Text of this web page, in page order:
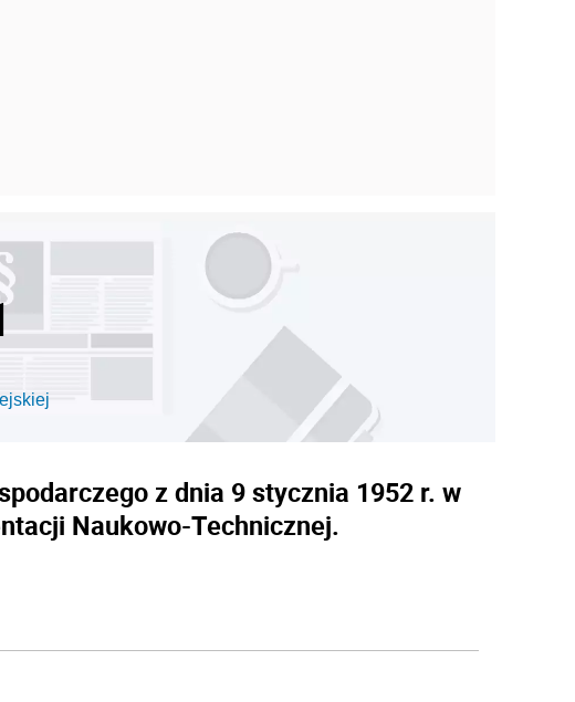
z dnia 9 stycznia 1952 r. w
Naukowo-Technicznej.